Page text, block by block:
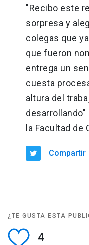
"Recibo este
sorpresa y
colegas que
que fueron
entrega un
cuesta
altura del
desarrollando"
la Facultad de
Compartir
¿TE GUSTA ESTA
4